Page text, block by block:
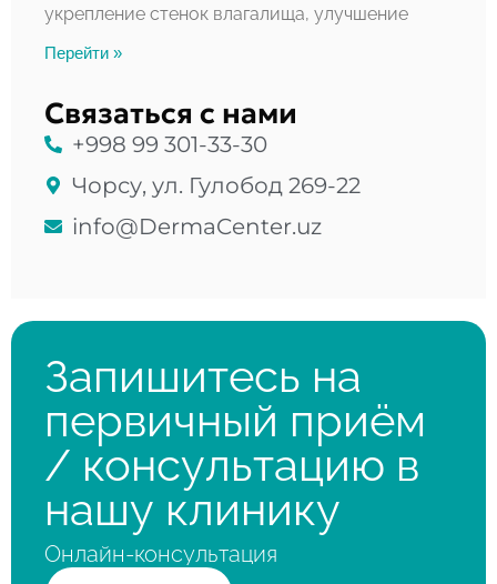
укрепление стенок влагалища, улучшение
Перейти »
Связаться с нами
+998 99 301-33-30
Чорсу, ул. Гулобод 269-22
info@DermaCenter.uz
Запишитесь на
первичный приём
/ консультацию в
нашу клинику
Онлайн-консультация